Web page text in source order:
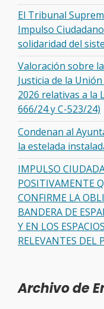
El Tribunal
Impulso
solidaridad del
Valoración sobre
Justicia de la
2026 relativas a la
666/24 y C-523/24)
Condenan al
la estelada
IMPULSO
POSITIVAMENTE
CONFIRME LA
BANDERA DE
Y EN LOS
RELEVANTES DEL
Archivo de